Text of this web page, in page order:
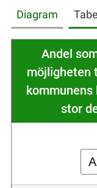
Diagram
Andel
möjligheten
stor